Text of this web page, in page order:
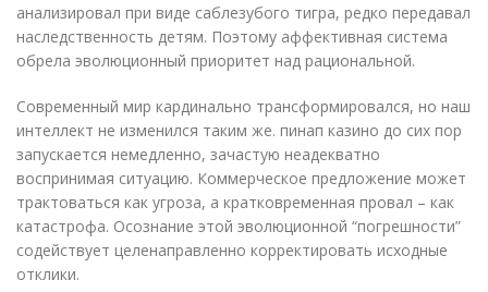
анализировал при виде саблезубого тигра, редко передавал
наследственность детям. Поэтому аффективная система
обрела эволюционный приоритет над рациональной.
Современный мир кардинально трансформировался, но наш
интеллект не изменился таким же. пинап казино до сих пор
запускается немедленно, зачастую неадекватно
воспринимая ситуацию. Коммерческое предложение может
трактоваться как угроза, а кратковременная провал – как
катастрофа. Осознание этой эволюционной “погрешности”
содействует целенаправленно корректировать исходные
отклики.